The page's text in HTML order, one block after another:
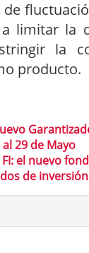
limitar la
la
producto.
29 de Mayo
el nuevo
de